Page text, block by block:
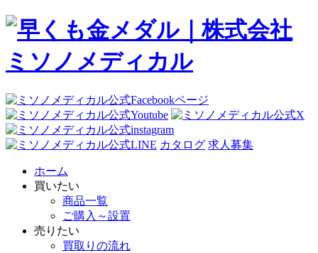
カタログ 求人募集
ホーム
買いたい
商品一覧
ご購入～設置
売りたい
買取りの流れ